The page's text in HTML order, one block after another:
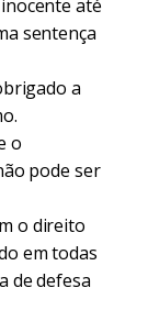
até
sentença
a
o
pode ser
o direito
em todas
de defesa